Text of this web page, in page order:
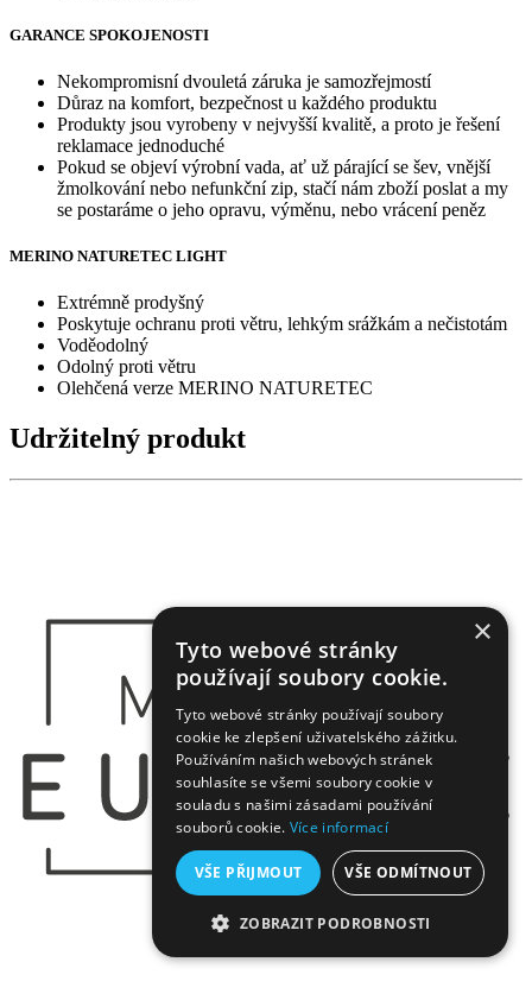
GARANCE SPOKOJENOSTI
Nekompromisní dvouletá záruka je samozřejmostí
Důraz na komfort, bezpečnost u každého produktu
Produkty jsou vyrobeny v nejvyšší kvalitě, a proto je řešení
reklamace jednoduché
Pokud se objeví výrobní vada, ať už párající se šev, vnější
žmolkování nebo nefunkční zip, stačí nám zboží poslat a my
se postaráme o jeho opravu, výměnu, nebo vrácení peněz
MERINO NATURETEC LIGHT
Extrémně prodyšný
Poskytuje ochranu proti větru, lehkým srážkám a nečistotám
Voděodolný
Odolný proti větru
Olehčená verze MERINO NATURETEC
Udržitelný produkt
×
Tyto webové stránky
používají soubory cookie.
Tyto webové stránky používají soubory
cookie ke zlepšení uživatelského zážitku.
Používáním našich webových stránek
souhlasíte se všemi soubory cookie v
souladu s našimi zásadami používání
souborů cookie. Více informací
VŠE PŘIJMOUT VŠE ODMÍTNOUT
ZOBRAZIT PODROBNOSTI
NEZBYTNĚ NUTNÉ SOUBORY